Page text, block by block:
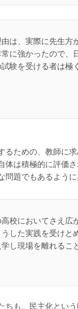
は、実際に先生
に強かったので、
験を受ける者は極
るための、教師に
体は積極的に評価
問題でもあるように
校においてさえ広
した実践を受けと
し現場を離れるこ
ちも、民主化とい